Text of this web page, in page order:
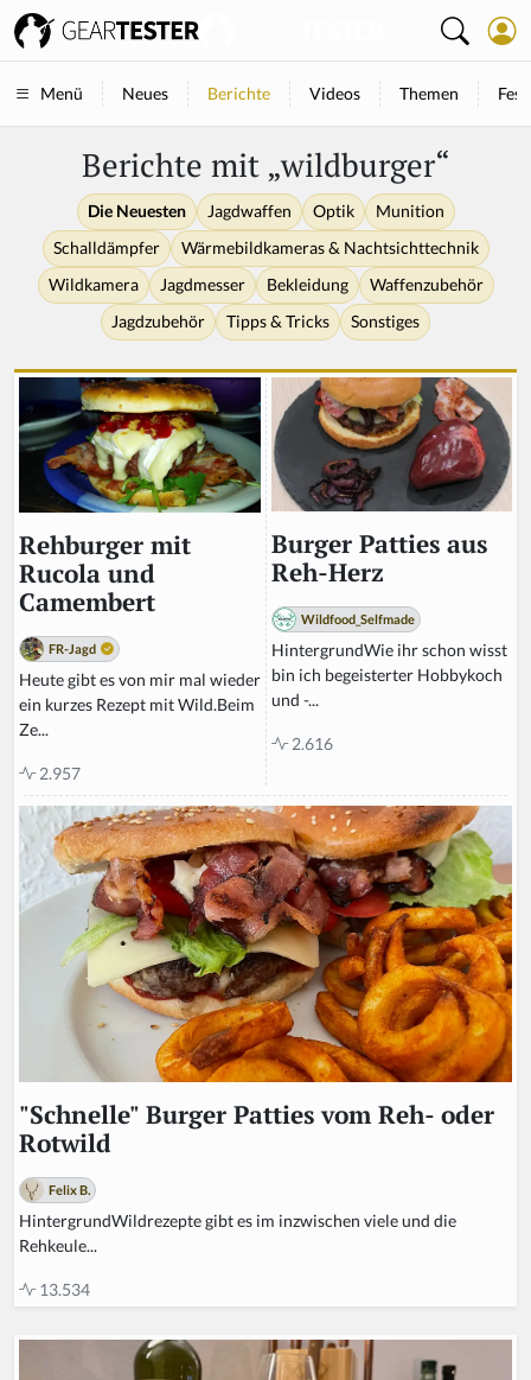
Menü Neues Berichte Videos Themen
Berichte mit „wildburger“
Die Neuesten Jagdwaffen Optik
Munition
Schalldämpfer
Wärmebildkameras & Nachtsichttechnik
Wildkamera
Jagdmesser Bekleidung
Waffenzubehör
Jagdzubehör
Tipps & Tricks Sonstiges
Rehburger mit
Rucola und
Camembert
FR-Jagd
Heute gibt es von mir mal wieder
ein kurzes Rezept mit Wild.Beim
Ze...
2.957
Burger Patties aus
Reh-Herz
Wildfood_Selfmade
HintergrundWie ihr schon wisst
bin ich begeisterter Hobbykoch
und -...
2.616
"Schnelle" Burger Patties vom Reh- oder
Rotwild
Felix B.
HintergrundWildrezepte gibt es im inzwischen viele und die
Rehkeule...
13.534